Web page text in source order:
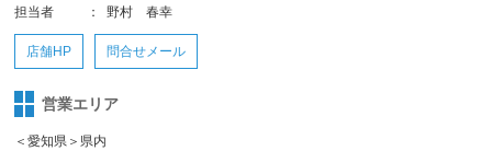
担当者
： 野村 春幸
店舗HP 問合せメール
営業エリア
＜愛知県＞県内